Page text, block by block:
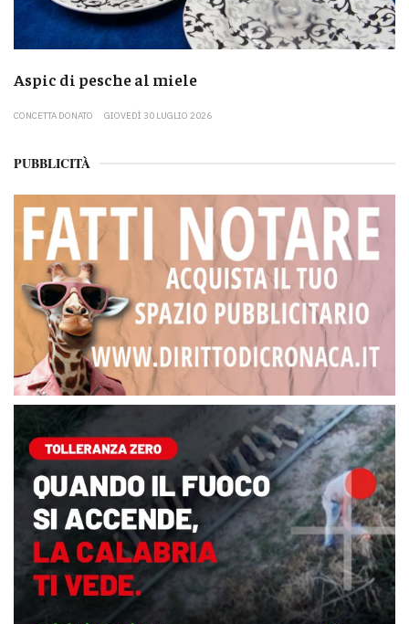
Aspic di pesche al miele
CONCETTA DONATO GIOVEDÌ 30 LUGLIO 2026
PUBBLICITÀ